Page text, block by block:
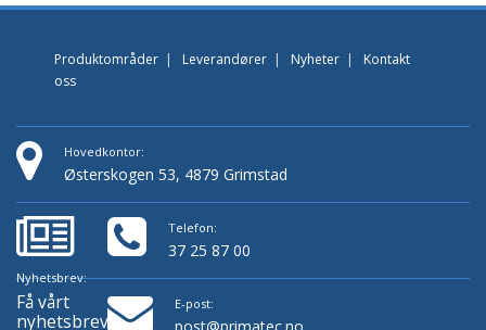
Produktområder | Leverandører | Nyheter | Kontakt
oss
Hovedkontor:
Østerskogen 53, 4879 Grimstad
Nyhetsbrev:
Få vårt
nyhetsbrev!
Telefon:
37 25 87 00
E-post: